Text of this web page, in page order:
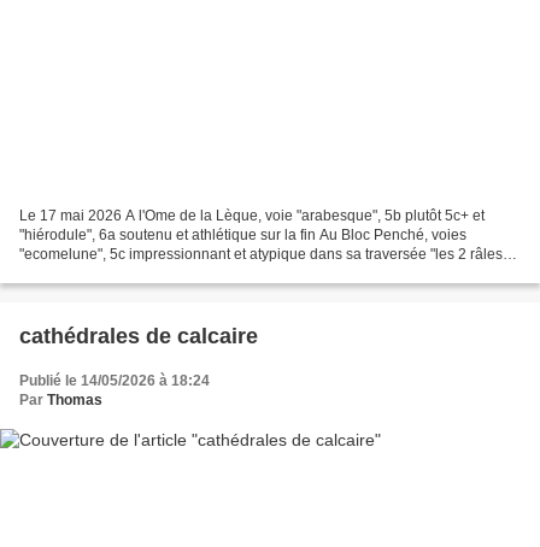
Le 17 mai 2026 A l'Ome de la Lèque, voie "arabesque", 5b plutôt 5c+ et
"hiérodule", 6a soutenu et athlétique sur la fin Au Bloc Penché, voies
"ecomelune", 5c impressionnant et atypique dans sa traversée "les 2 râles",
cathédrales de calcaire
Publié le 14/05/2026 à 18:24
Par Thomas